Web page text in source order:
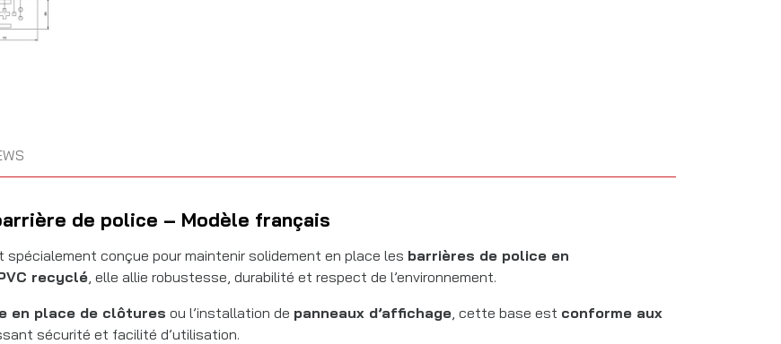
de police – Modèle français
spécialement conçue pour maintenir solidement en place les barrières de police en
recyclé , elle allie robustesse, durabilité et respect de l’environnement.
en place de clôtures ou l’installation de panneaux d’affichage , cette base est conforme aux
sécurité et facilité d’utilisation.